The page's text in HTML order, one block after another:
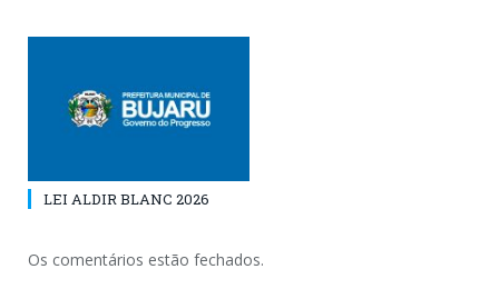
LEI ALDIR BLANC 2026
Os comentários estão fechados.